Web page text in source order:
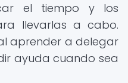
el tiempo y los
llevarlas a cabo.
aprender a delegar
ayuda cuando sea